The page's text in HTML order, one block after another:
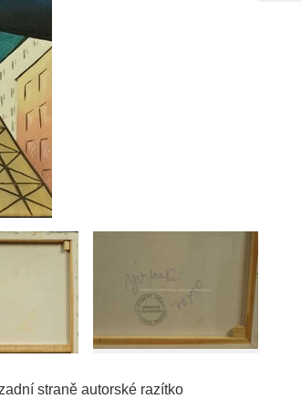
straně autorské razítko